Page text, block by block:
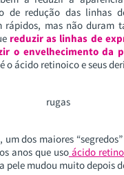
de redução das linhas
rápidos, mas não duram
reduzir as linhas de
o envelhecimento da
o ácido retinoico e seus
um dos maiores
anos que usoácido
pele mudou muito depois